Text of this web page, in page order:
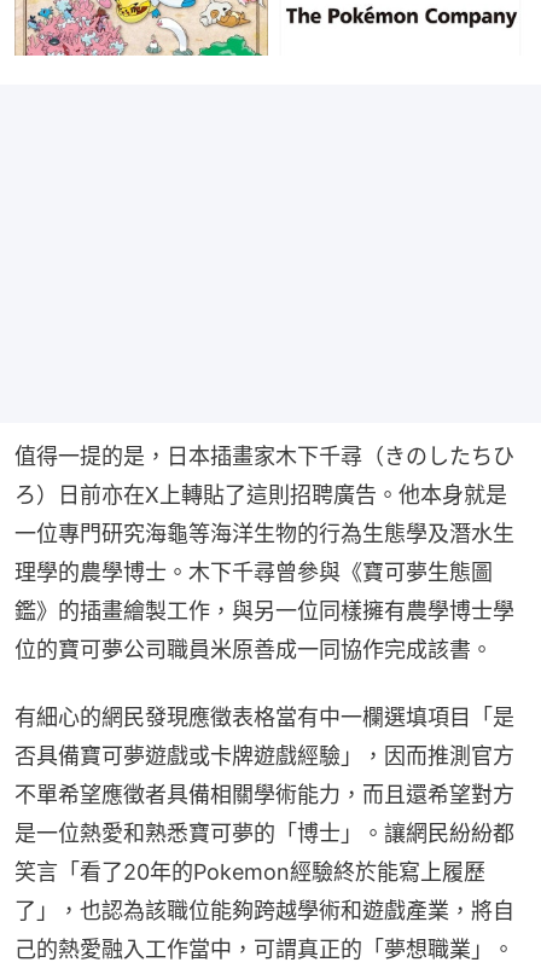
值得一提的是，日本插畫家木下千尋（きのしたちひ
ろ）日前亦在X上轉貼了這則招聘廣告。他本身就是
一位專門研究海龜等海洋生物的行為生態學及潛水生
理學的農學博士。木下千尋曾參與《寶可夢生態圖
鑑》的插畫繪製工作，與另一位同樣擁有農學博士學
位的寶可夢公司職員米原善成一同協作完成該書。
有細心的網民發現應徵表格當有中一欄選填項目「是
否具備寶可夢遊戲或卡牌遊戲經驗」，因而推測官方
不單希望應徵者具備相關學術能力，而且還希望對方
是一位熱愛和熟悉寶可夢的「博士」。讓網民紛紛都
笑言「看了20年的Pokemon經驗終於能寫上履歷
了」，也認為該職位能夠跨越學術和遊戲產業，將自
己的熱愛融入工作當中，可謂真正的「夢想職業」。